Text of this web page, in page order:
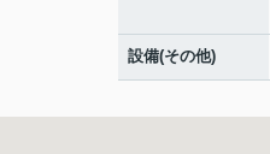
設備(その他)